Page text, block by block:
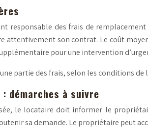
responsable des frais de
son contrat. Le coût
pour une intervention
partie des frais, selon les conditions de
démarches à suivre
le locataire doit informer le
sa demande. Le propriétaire peut